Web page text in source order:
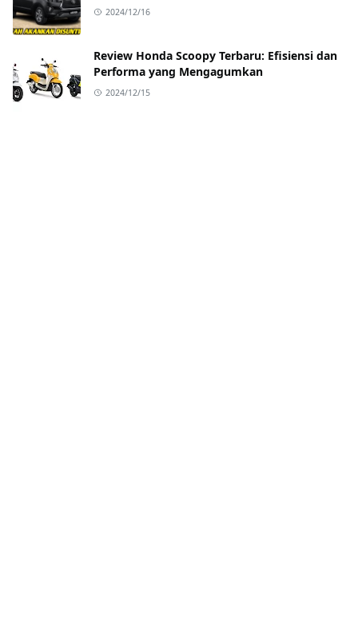
2024/12/16
Review Honda Scoopy Terbaru: Efisiensi dan
Performa yang Mengagumkan
2024/12/15